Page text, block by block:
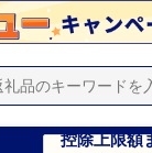
控除上限額